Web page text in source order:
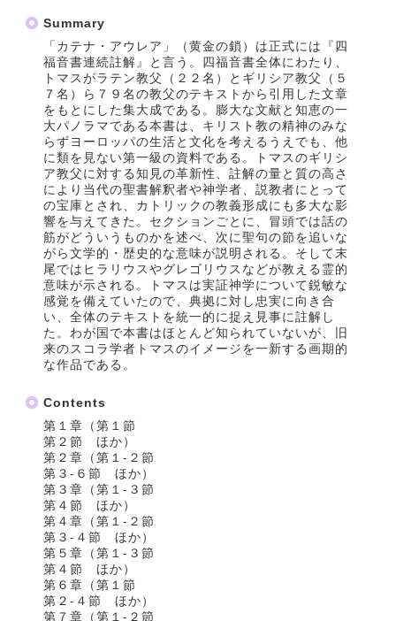
Summary
「カテナ・アウレア」（黄金の鎖）は正式には『四
福音書連続註解』と言う。四福音書全体にわたり、
トマスがラテン教父（２２名）とギリシア教父（５
７名）ら７９名の教父のテキストから引用した文章
をもとにした集大成である。膨大な文献と知恵の一
大パノラマである本書は、キリスト教の精神のみな
らずヨーロッパの生活と文化を考えるうえでも、他
に類を見ない第一級の資料である。トマスのギリシ
ア教父に対する知見の革新性、註解の量と質の高さ
により当代の聖書解釈者や神学者、説教者にとって
の宝庫とされ、カトリックの教義形成にも多大な影
響を与えてきた。セクションごとに、冒頭では話の
筋がどういうものかを述べ、次に聖句の節を追いな
がら文学的・歴史的な意味が説明される。そして末
尾ではヒラリウスやグレゴリウスなどが教える霊的
意味が示される。トマスは実証神学について鋭敏な
感覚を備えていたので、典拠に対し忠実に向き合
い、全体のテキストを統一的に捉え見事に註解し
た。わが国で本書はほとんど知られていないが、旧
来のスコラ学者トマスのイメージを一新する画期的
な作品である。
Contents
第１章（第１節
第２節 ほか）
第２章（第１‐２節
第３‐６節 ほか）
第３章（第１‐３節
第４節 ほか）
第４章（第１‐２節
第３‐４節 ほか）
第５章（第１‐３節
第４節 ほか）
第６章（第１節
第２‐４節 ほか）
第７章（第１‐２節